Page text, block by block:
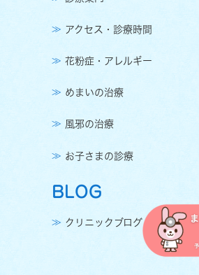
アクセス・診療時間
花粉症・アレルギー
めまいの治療
風邪の治療
お子さまの診療
BLOG
クリニックブログ